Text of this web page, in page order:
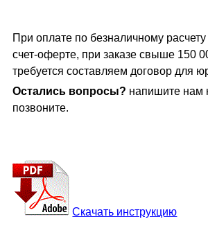
При оплате по безналичному
счет-оферте, при заказе свыше 150
требуется составляем договор для
Остались вопросы? напишите нам
позвоните.
Скачать инструкцию